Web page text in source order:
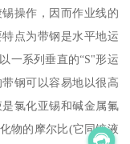
操作，因而作业线的
点为带钢是水平地运
一系列垂直的“S"形运
钢可以容易地以很高
氯化亚锡和碱金属氟
物的摩尔比(它同镀液